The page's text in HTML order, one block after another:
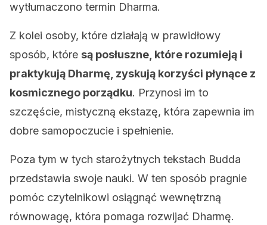
wytłumaczono termin Dharma.
Z kolei osoby, które działają w prawidłowy
sposób, które są posłuszne, które rozumieją i
praktykują Dharmę, zyskują korzyści płynące z
kosmicznego porządku. Przynosi im to
szczęście, mistyczną ekstazę, która zapewnia im
dobre samopoczucie i spełnienie.
Poza tym w tych starożytnych tekstach Budda
przedstawia swoje nauki. W ten sposób pragnie
pomóc czytelnikowi osiągnąć wewnętrzną
równowagę, która pomaga rozwijać Dharmę.